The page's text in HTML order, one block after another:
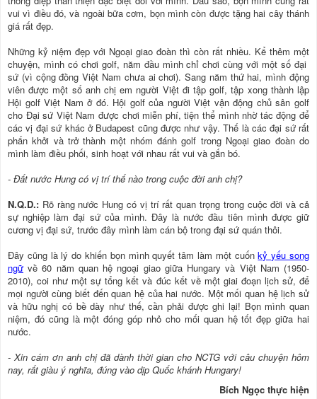
vui vì điều đó, và ngoài bữa cơm, bọn mình còn được tặng hai cây thánh
giá rất đẹp.
Những kỷ niệm đẹp với Ngoại giao đoàn thì còn rất nhiều. Kể thêm một
chuyện, mình có chơi golf, năm đầu mình chỉ chơi cùng với một số đại
sứ (vì cộng đồng Việt Nam chưa ai chơi). Sang năm thứ hai, mình động
viên được một số anh chị em người Việt đi tập golf, tập xong thành lập
Hội golf Việt Nam ở đó. Hội golf của người Việt vận động chủ sân golf
cho Đại sứ Việt Nam được chơi miễn phí, tiện thể mình nhờ tác động để
các vị đại sứ khác ở Budapest cũng được như vậy. Thế là các đại sứ rất
phấn khởi và trở thành một nhóm đánh golf trong Ngoại giao đoàn do
mình làm điều phối, sinh hoạt với nhau rất vui và gắn bó.
- Đất nước Hung có vị trí thế nào trong cuộc đời anh chị?
N.Q.D.: Rõ ràng nước Hung có vị trí rất quan trọng trong cuộc đời và cả
sự nghiệp làm đại sứ của mình. Đây là nước đầu tiên mình được giữ
cương vị đại sứ, trước đây mình làm cán bộ trong đại sứ quán thôi.
Đây cũng là lý do khiến bọn mình quyết tâm làm một cuốnkỷ yếu song
ngữ về 60 năm quan hệ ngoại giao giữa Hungary và Việt Nam (1950-
2010), coi như một sự tổng kết và đúc kết về một giai đoạn lịch sử, để
mọi người cùng biết đến quan hệ của hai nước. Một mối quan hệ lịch sử
và hữu nghị có bề dày như thế, cần phải được ghi lại! Bọn mình quan
niệm, đó cũng là một đóng góp nhỏ cho mối quan hệ tốt đẹp giữa hai
nước.
- Xin cám ơn anh chị đã dành thời gian cho NCTG với câu chuyện hôm
nay, rất giàu ý nghĩa, đúng vào dịp Quốc khánh Hungary!
Bích Ngọc thực hiện